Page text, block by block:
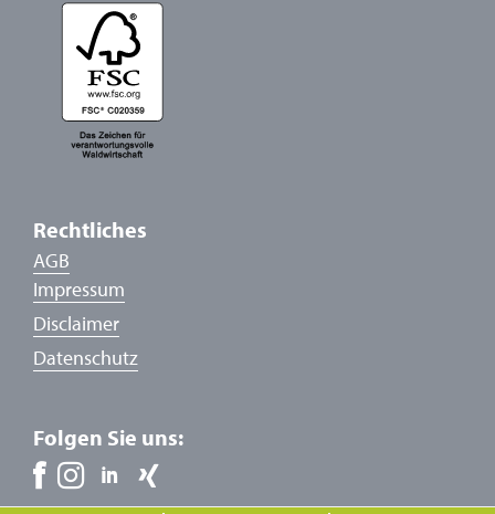
Rechtliches
AGB
Impressum
Disclaimer
Datenschutz
Folgen Sie uns: